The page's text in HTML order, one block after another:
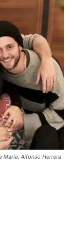
María, Alfonso Herrera